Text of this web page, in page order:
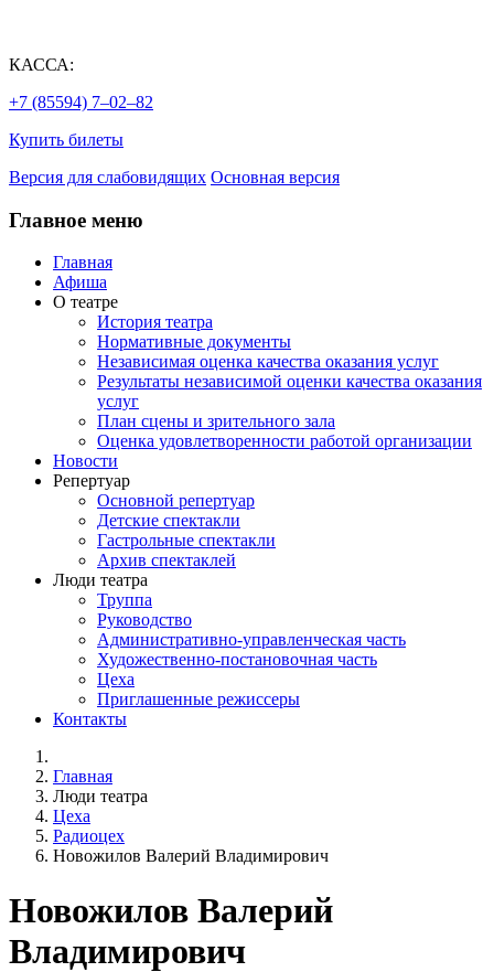
КАССА:
+7 (85594) 7‒02‒82
Купить билеты
Версия для слабовидящих Основная версия
Главное меню
Главная
Афиша
О театре
История театра
Нормативные документы
Независимая оценка качества оказания услуг
Результаты независимой оценки качества оказания
услуг
План сцены и зрительного зала
Оценка удовлетворенности работой организации
Новости
Репертуар
Основной репертуар
Детские спектакли
Гастрольные спектакли
Архив спектаклей
Люди театра
Труппа
Руководство
Административно-управленческая часть
Художественно-постановочная часть
Цеха
Приглашенные режиссеры
Контакты
Главная
Люди театра
Цеха
Радиоцех
Новожилов Валерий Владимирович
Новожилов Валерий
Владимирович